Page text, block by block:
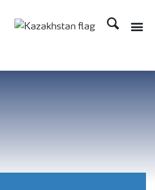
Поиск